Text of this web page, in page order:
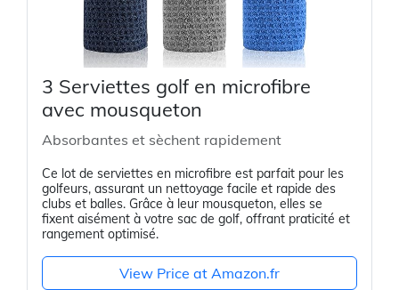
3 Serviettes golf en microfibre
avec mousqueton
Absorbantes et sèchent rapidement
Ce lot de serviettes en microfibre est parfait pour les
golfeurs, assurant un nettoyage facile et rapide des
clubs et balles. Grâce à leur mousqueton, elles se
fixent aisément à votre sac de golf, offrant praticité et
rangement optimisé.
View Price at Amazon.fr